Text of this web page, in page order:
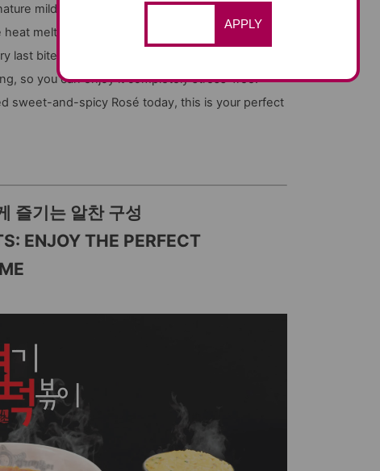
mild sauce, crafted for a smoother and more
melts beautifully into the savory cream,
bite. We’ve preserved the delicious charm of
so you can enjoy it completely stress-free.
sweet-and-spicy Rosé today, this is your perfect
즐기는 알찬 구성
ENJOY THE PERFECT
APPLY